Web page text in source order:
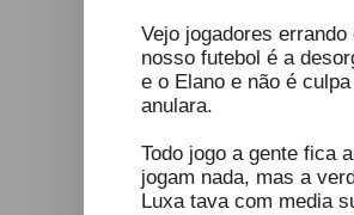
Vejo jogadores
nosso futebol é a
e o Elano e não é
anulara.
Todo jogo a gente fica
jogam nada, mas a
Luxa tava com media